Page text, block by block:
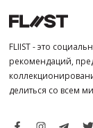
FLIIST - это
рекомендаций,
делиться со всем